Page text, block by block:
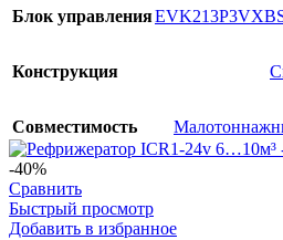
Блок управления
Конструкция
Совместимость
-40%
Сравнить
Быстрый просмотр
Добавить в избранное